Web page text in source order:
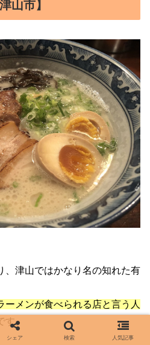
山市】
、津山ではかなり名の知れた有
ーメンが食べられる店と言う人
す。
シェア 検索 人気記事